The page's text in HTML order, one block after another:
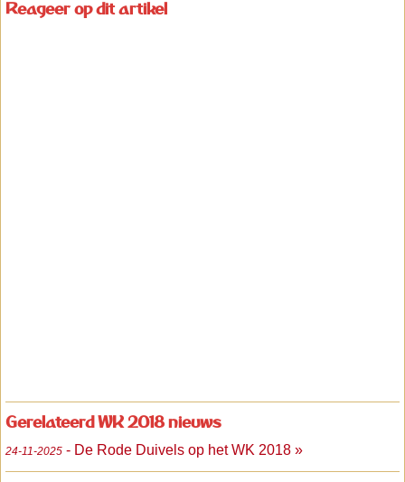
Reageer op dit artikel
Gerelateerd WK 2018 nieuws
24-11-2025 - De Rode Duivels op het WK 2018 »